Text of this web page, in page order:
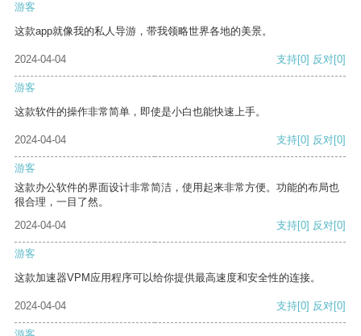
游客
这款app就像我的私人导游，带我领略世界各地的美景。
2024-04-04 支持[0] 反对[0]
游客
这款软件的操作非常简单，即使是小白也能快速上手。
2024-04-04 支持[0] 反对[0]
游客
这款办公软件的界面设计非常简洁，使用起来非常方便。功能的布局也
很合理，一目了然。
2024-04-04
支持[0] 反对[0]
游客
这款加速器VPM应用程序可以给你提供最高速度和安全性的连接。
2024-04-04 支持[0] 反对[0]